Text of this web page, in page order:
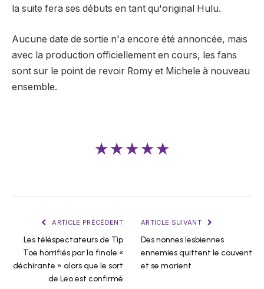
la suite fera ses débuts en tant qu'original Hulu.
Aucune date de sortie n'a encore été annoncée, mais
avec la production officiellement en cours, les fans
sont sur le point de revoir Romy et Michele à nouveau
ensemble.
★★★★★
ARTICLE PRÉCÉDENT
Les téléspectateurs de Tip
Toe horrifiés par la finale «
déchirante » alors que le sort
de Leo est confirmé
ARTICLE SUIVANT
Des nonnes lesbiennes
ennemies quittent le couvent
et se marient